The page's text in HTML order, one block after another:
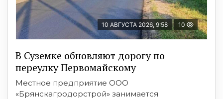
10 АВГУСТА 2026, 9:58 10
В Суземке обновляют дорогу по
переулку Первомайскому
Местное предприятие ООО
«Брянскагродорстрой» занимается